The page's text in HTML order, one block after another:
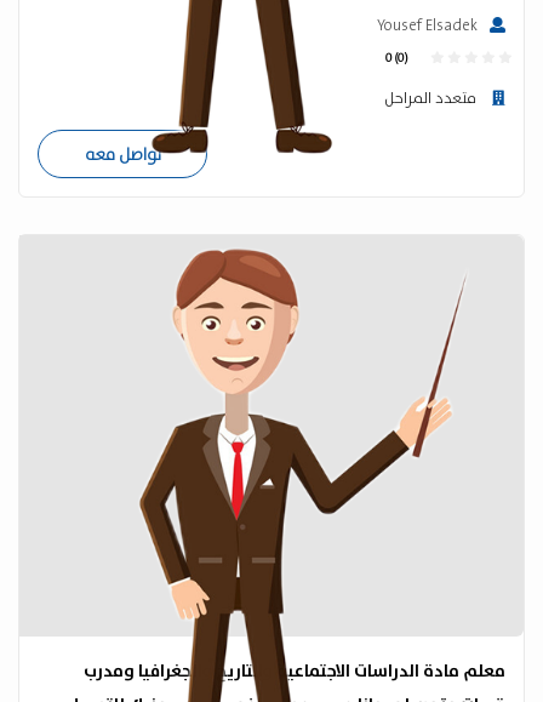
Yousef Elsadek
0 (0)
متعدد المراحل
تواصل معه
معلم مادة الدراسات الاجتماعية والتاريخ والجغرافيا ومدرب